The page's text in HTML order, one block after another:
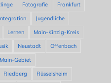
Fotografie
Frankfurt
Jugendliche
Lernen
Main-Kinzig-Kreis
Neustadt
Offenbach
Gebiet
Riedberg
Rüsselsheim